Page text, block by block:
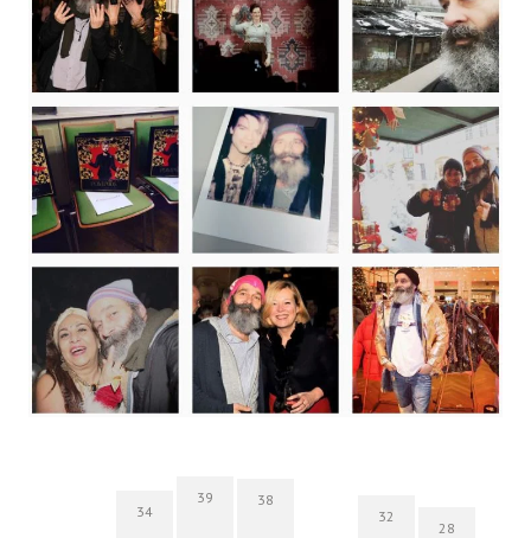
34
39 38
32
28